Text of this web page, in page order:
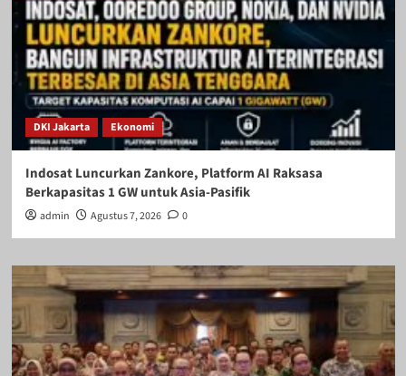
DKI Jakarta Ekonomi
Indosat Luncurkan Zankore, Platform AI Raksasa
Berkapasitas 1 GW untuk Asia-Pasifik
admin Agustus 7, 2026 0